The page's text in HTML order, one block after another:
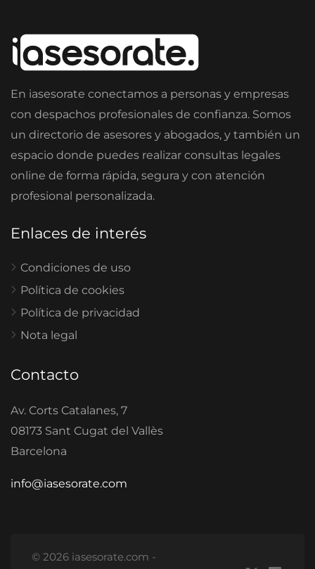
En iasesorate conectamos a personas y empresas
con despachos profesionales de confianza. Somos
un directorio de asesores y abogados, y también un
espacio donde puedes realizar consultas legales
online de forma rápida, segura y con atención
profesional personalizada.
Enlaces de interés
Condiciones de uso
Política de cookies
Política de privacidad
Nota legal
Contacto
Av. Corts Catalanes, 7
08173 Sant Cugat del Vallès
Barcelona
info@iasesorate.com
© 2026 iasesorate.com -